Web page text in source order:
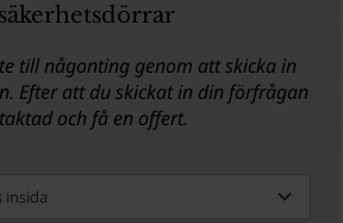
till någonting genom att skicka in
Efter att du skickat in din förfrågan
och få en offert.